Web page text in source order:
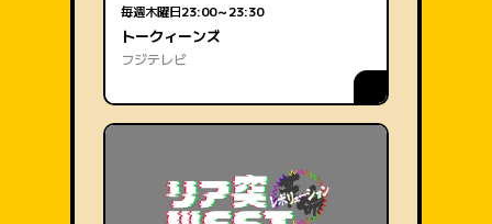
毎週木曜日23:00～23:30
トークィーンズ
フジテレビ